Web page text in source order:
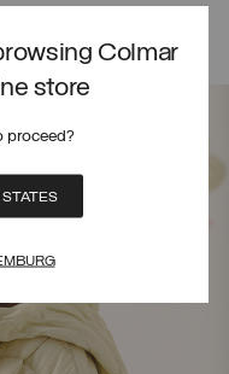
Colmar
store
proceed?